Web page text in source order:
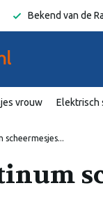
Bekend van de
vrouw Elektrisch
scheermesjes...